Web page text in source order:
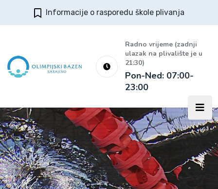
Informacije o rasporedu škole plivanja
Radno vrijeme (zadnji
ulazak na plivalište je u
21:30)
Pon-Ned: 07:00-
23:00